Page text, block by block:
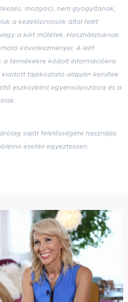
mozgás), nem gyógyítanak,
a kezelőorvosok által felírt
a kiírt műtétek. Használatuknak
következményei. A leírt
termékekre kódolt információkra
tájékoztató alapján kerültek
eszközként egyensúlyozásra és a
saját felelősségére használja.
esetén egyeztessen